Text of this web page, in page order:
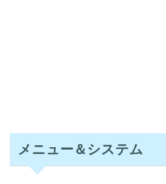
メニュー＆システム